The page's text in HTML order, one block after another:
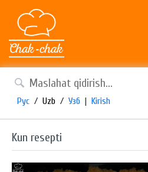
Рус / Uzb / Узб | Kirish
Kun resepti